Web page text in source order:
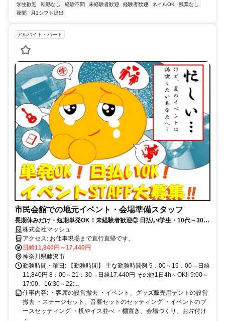
学生歓迎
転勤なし 経験不問 未経験者歓迎 経験者歓迎 ネイルOK
残業なし
夜間
月1シフト提出
アルバイト・パート
市民会館での地元イベント・会場準備スタッフ
長期休みだけ・短期単発OK！未経験者歓迎◎ 日払い/学生・10代～30代
活躍中/Ｗワーク副業OK/シフト自由/イベントスタッフ・イベントバイ
ト・限定レアバイト/神奈川/即日/高日給/短期/単発/履歴書不要/急募
株式会社マッシュ
アクセス: お仕事現場まで直行直帰です。
日給11,840円～17,440円
神奈川県藤沢市
勤務時間・曜日: 【勤務時間】 主な勤務時間例 9：00～19：00→日給
11,840円 8：00～21：30→日給17,440円 その他1日4h～OK‼ 9:00～
17:00、16:30～22:...
仕事内容: ・客席の設営撤去 ・イベント、グッズ販売用テントの設営
撤去 ・ステージセット、音響セットのセッティング ・イベントのブ
ースセッティング ・机やイス並べ ・棚置き、会場づくり、お片付け